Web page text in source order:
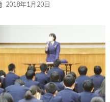
2018年1月20日